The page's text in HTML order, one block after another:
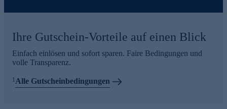
Ihre Gutschein-Vorteile auf einen Blick
Einfach einlösen und sofort sparen. Faire Bedingungen und
volle Transparenz.
1 Alle Gutscheinbedingungen